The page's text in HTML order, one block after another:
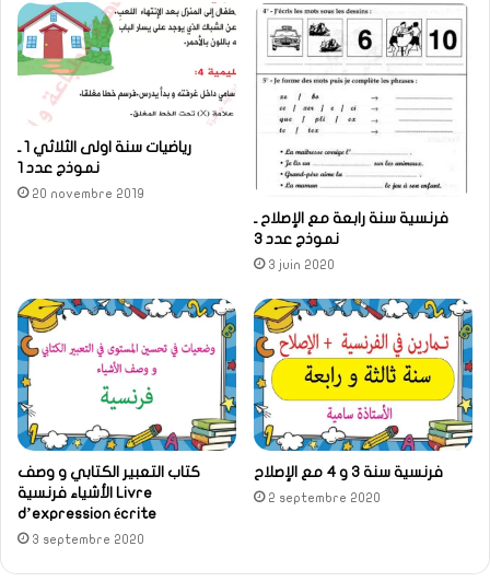
رياضيات سنة اولى الثلاثي 1 ـ
نموذج عدد 1
20 novembre 2019
فرنسية سنة رابعة مع الإصلاح ـ
نموذج عدد 3
3 juin 2020
كتاب التعبير الكتابي و وصف
الأشياء فرنسية Livre
d’expression écrite
3 septembre 2020
فرنسية سنة 3 و 4 مع الإصلاح
2 septembre 2020